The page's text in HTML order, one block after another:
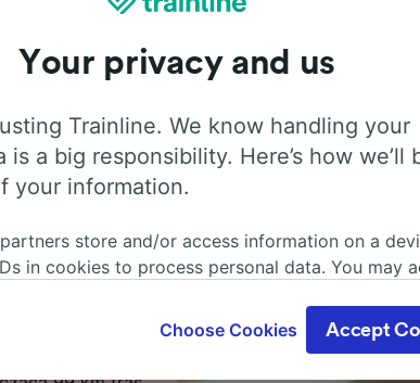
Nuova –
– Venezia
Your privacy and us
Trainline. We know handling your
is a big responsibility. Here’s how we’ll
your information.
partners store and/or access information on a
in cookies to process personal data. You may
interest is used, or at any time in the privacy
be signaled to our partners and will not affect
Choose Cookies Accept